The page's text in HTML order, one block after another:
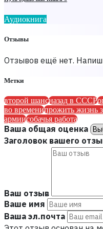
Аудиокнига
Отзывы
Отзывов ещё нет.
Метки
второй шансназад в СССР
во временипрожить жизнь
армиисобачья работа
Ваша общая оценка
Заголовок вашего
Ваш отзыв
Ваше имя
Ваша эл.почта